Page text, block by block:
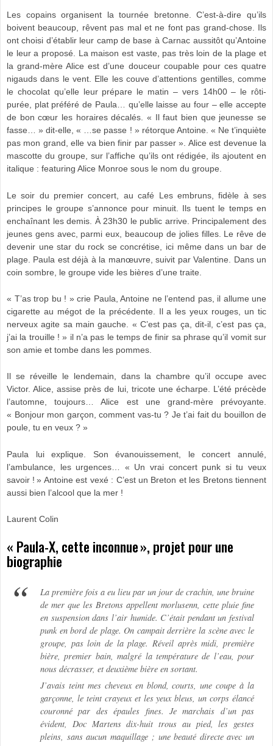
Les copains organisent la tournée bretonne. C’est-à-dire qu’ils
boivent beaucoup, rêvent pas mal et ne font pas grand-chose. Ils
ont choisi d’établir leur camp de base à Carnac aussitôt qu’Antoine
le leur a proposé. La maison est vaste, pas très loin de la plage et
la grand-mère Alice est d’une douceur coupable pour ces quatre
nigauds dans le vent. Elle les couve d’attentions gentilles, comme
le chocolat qu’elle leur prépare le matin – vers 14h00 – le rôti-
purée, plat préféré de Paula… qu’elle laisse au four – elle accepte
de bon cœur les horaires décalés. « Il faut bien que jeunesse se
fasse… » dit-elle, « …se passe ! » rétorque Antoine. « Ne t’inquiète
pas mon grand, elle va bien finir par passer ». Alice est devenue la
mascotte du groupe, sur l’affiche qu’ils ont rédigée, ils ajoutent en
italique : featuring Alice Monroe sous le nom du groupe.
Le soir du premier concert, au café Les embruns, fidèle à ses
principes le groupe s’annonce pour minuit. Ils tuent le temps en
enchaînant les demis. À 23h30 le public arrive. Principalement des
jeunes gens avec, parmi eux, beaucoup de jolies filles. Le rêve de
devenir une star du rock se concrétise, ici même dans un bar de
plage. Paula est déjà à la manœuvre, suivit par Valentine. Dans un
coin sombre, le groupe vide les bières d’une traite.
« T’as trop bu ! » crie Paula, Antoine ne l’entend pas, il allume une
cigarette au mégot de la précédente. Il a les yeux rouges, un tic
nerveux agite sa main gauche. « C’est pas ça, dit-il, c’est pas ça,
j’ai la trouille ! » il n’a pas le temps de finir sa phrase qu’il vomit sur
son amie et tombe dans les pommes.
Il se réveille le lendemain, dans la chambre qu’il occupe avec
Victor. Alice, assise près de lui, tricote une écharpe. L’été précède
l’automne, toujours… Alice est une grand-mère prévoyante.
« Bonjour mon garçon, comment vas-tu ? Je t’ai fait du bouillon de
poule, tu en veux ? »
Paula lui explique. Son évanouissement, le concert annulé,
l’ambulance, les urgences… « Un vrai concert punk si tu veux
savoir ! » Antoine est vexé : C’est un Breton et les Bretons tiennent
aussi bien l’alcool que la mer !
Laurent Colin
« Paula-X, cette inconnue », projet pour une
biographie
La première fois a eu lieu par un jour de crachin, une bruine
de mer que les Bretons appellent morlusenn, cette pluie fine
en suspension dans l’air humide. C’était pendant un festival
punk en bord de plage. On campait derrière la scène avec le
groupe, pas loin de la plage. Réveil après midi, première
bière, premier bain, malgré la température de l’eau, pour
nous décrasser, et deuxième bière en sortant.
J’avais teint mes cheveux en blond, courts, une coupe à la
garçonne, le teint crayeux et les yeux bleus, un corps élancé
couronné par des épaules fines. Je marchais d’un pas
évident, Doc Martens dix-huit trous au pied, les gestes
pleins, sans aucun maquillage ; une beauté directe avec un